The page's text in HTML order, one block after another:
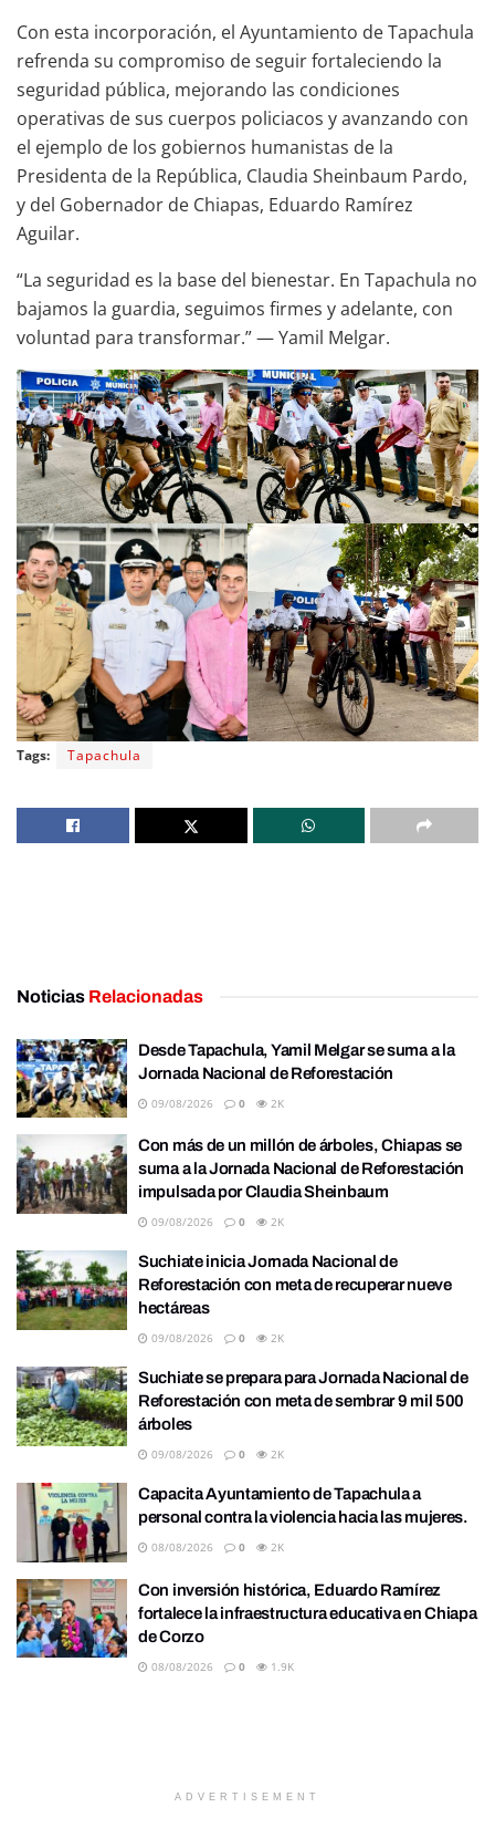
Con esta incorporación, el Ayuntamiento de Tapachula
refrenda su compromiso de seguir fortaleciendo la
seguridad pública, mejorando las condiciones
operativas de sus cuerpos policiacos y avanzando con
el ejemplo de los gobiernos humanistas de la
Presidenta de la República, Claudia Sheinbaum Pardo,
y del Gobernador de Chiapas, Eduardo Ramírez
Aguilar.
“La seguridad es la base del bienestar. En Tapachula no
bajamos la guardia, seguimos firmes y adelante, con
voluntad para transformar.” — Yamil Melgar.
Tags: Tapachula
Noticias Relacionadas
Desde Tapachula, Yamil Melgar se suma a la
Jornada Nacional de Reforestación
09/08/2026 0 2K
Con más de un millón de árboles, Chiapas se
suma a la Jornada Nacional de Reforestación
impulsada por Claudia Sheinbaum
09/08/2026 0 2K
Suchiate inicia Jornada Nacional de
Reforestación con meta de recuperar nueve
hectáreas
09/08/2026 0 2K
Suchiate se prepara para Jornada Nacional de
Reforestación con meta de sembrar 9 mil 500
árboles
09/08/2026 0 2K
Capacita Ayuntamiento de Tapachula a
personal contra la violencia hacia las mujeres.
08/08/2026 0 2K
Con inversión histórica, Eduardo Ramírez
fortalece la infraestructura educativa en Chiapa
de Corzo
08/08/2026 0 1.9K
ADVERTISEMENT